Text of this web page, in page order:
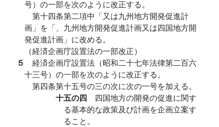
号）の一部を次のように改正する。
第十四条第二項中「又は九州地方開発促進計
画」を「、九州地方開発促進計画又は四国地方開
発促進計画」に改める。
（経済企画庁設置法の一部改正）
５ 経済企画庁設置法（昭和二十七年法律第二百六
十三号）の一部を次のように改正する。
第四条第十五号の三の次に次の一号を加える。
十五の四 四国地方の開発の促進に関す
る基本的な政策及び計画を企画立案す
ること。